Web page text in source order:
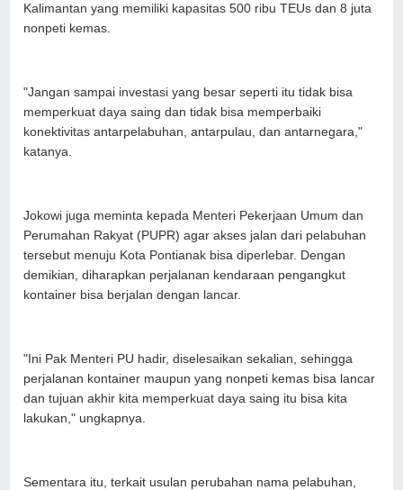
Kalimantan yang memiliki kapasitas 500 ribu TEUs dan 8 juta
nonpeti kemas.
"Jangan sampai investasi yang besar seperti itu tidak bisa
memperkuat daya saing dan tidak bisa memperbaiki
konektivitas antarpelabuhan, antarpulau, dan antarnegara,"
katanya.
Jokowi juga meminta kepada Menteri Pekerjaan Umum dan
Perumahan Rakyat (PUPR) agar akses jalan dari pelabuhan
tersebut menuju Kota Pontianak bisa diperlebar. Dengan
demikian, diharapkan perjalanan kendaraan pengangkut
kontainer bisa berjalan dengan lancar.
"Ini Pak Menteri PU hadir, diselesaikan sekalian, sehingga
perjalanan kontainer maupun yang nonpeti kemas bisa lancar
dan tujuan akhir kita memperkuat daya saing itu bisa kita
lakukan," ungkapnya.
Sementara itu, terkait usulan perubahan nama pelabuhan,